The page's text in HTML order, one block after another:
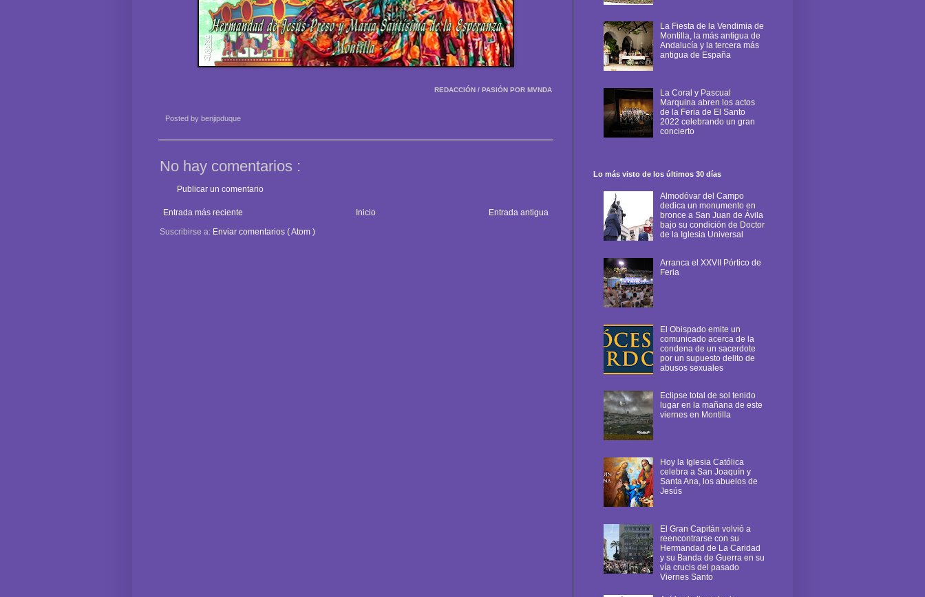
REDACCIÓN / PASIÓN POR MVNDA
Posted by benjipduque
No hay comentarios :
Publicar un comentario
Entrada más reciente Entrada antigua
Inicio
Suscribirse a: Enviar comentarios ( Atom )
La Fiesta de la Vendimia de
Montilla, la más antigua de
Andalucía y la tercera más
antigua de España
La Coral y Pascual
Marquina abren los actos
de la Feria de El Santo
2022 celebrando un gran
concierto
Lo más visto de los últimos 30 días
Almodóvar del Campo
dedica un monumento en
bronce a San Juan de Ávila
bajo su condición de Doctor
de la Iglesia Universal
Arranca el XXVII Pórtico de
Feria
El Obispado emite un
comunicado acerca de la
condena de un sacerdote
por un supuesto delito de
abusos sexuales
Eclipse total de sol tenido
lugar en la mañana de este
viernes en Montilla
Hoy la Iglesia Católica
celebra a San Joaquín y
Santa Ana, los abuelos de
Jesús
El Gran Capitán volvió a
reencontrarse con su
Hermandad de La Caridad
y su Banda de Guerra en su
vía crucis del pasado
Viernes Santo